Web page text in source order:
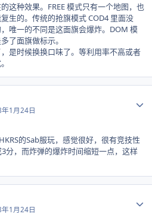
这种效果。FREE 模式只有一个地图，也
生的。传统的抢旗模式 COD4 里面没
唯一的不同是这面旗会爆炸。DOM 模
了面旗做标示。
是时候换换口味了。等利用率不高或者
1月24日
的Sab服玩，感觉很好，很有竞技性
分，而炸弹的爆炸时间缩短一点，这样
1月24日